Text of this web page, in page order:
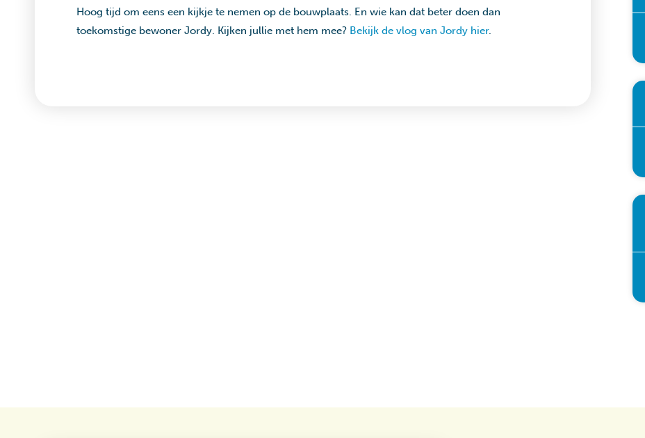
Hoog tijd om eens een kijkje te nemen op de bouwplaats. En wie kan dat beter doen dan
toekomstige bewoner Jordy. Kijken jullie met hem mee? Bekijk de vlog van Jordy hier.